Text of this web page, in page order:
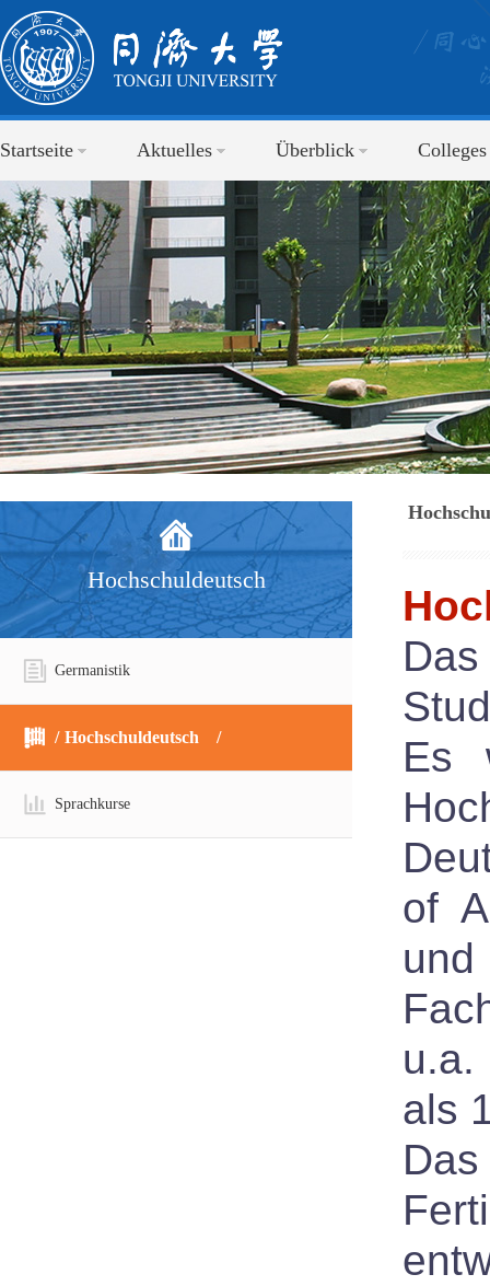
Startseite Aktuelles Überblick Colleges
Hochschuldeutsch
Germanistik
Hochschuldeutsch
Sprachkurse
Es
of
u.a.
als